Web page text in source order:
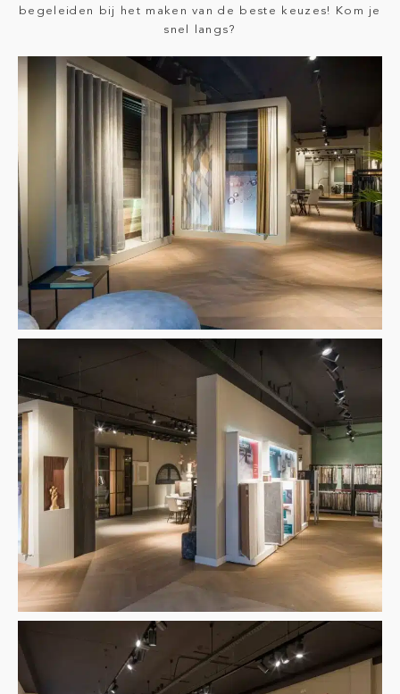
begeleiden bij het maken van de beste keuzes! Kom je
snel langs?